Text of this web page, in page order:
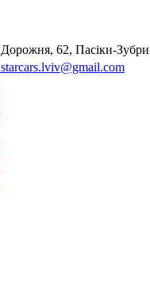
Дорожня, 62, Пасіки-
starcars.lviv@gmail.com